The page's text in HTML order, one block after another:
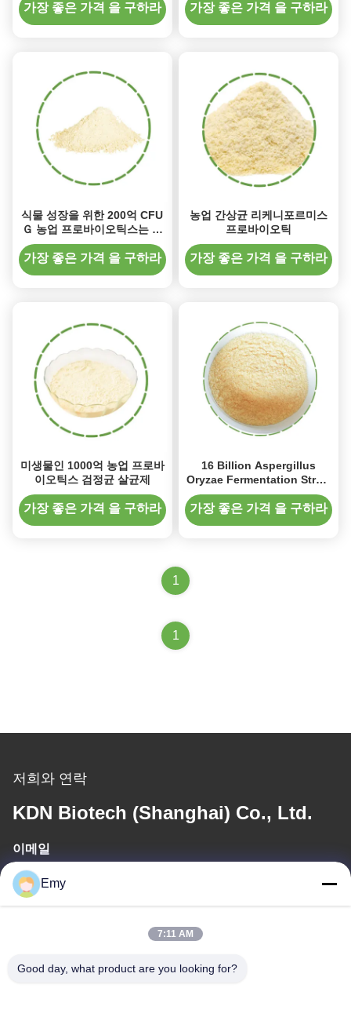
가장 좋은 가격 을 구하라 가장 좋은 가격 을 구하라
식물 성장을 위한 200억 CFU
Ｇ 농업 프로바이오틱스는 작
물 생산량을 향상시킵니다
가장 좋은 가격 을 구하라
농업 간상균 리케니포르미스
프로바이오틱
가장 좋은 가격 을 구하라
미생물인 1000억 농업 프로바
이오틱스 검정균 살균제
가장 좋은 가격 을 구하라
16 Billion Aspergillus
Oryzae Fermentation Straw
Microorganism Agent Farm
Waste
가장 좋은 가격 을 구하라
1
1
저희와 연락
KDN Biotech (Shanghai) Co., Ltd.
이메일
panxy@vlandgroup.com
우리 주소
Emy
7:11 AM
Good day, what product are you looking for?